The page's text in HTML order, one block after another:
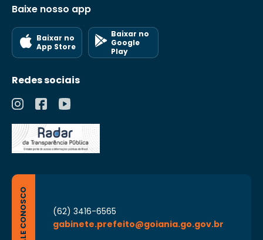
Baixe nosso app
Baixar no
App Store
Baixar no
Google
Play
Redes sociais
FALE CONOSCO
(62) 3416-6565
gabinete.prefeito@goiania.go.gov.br